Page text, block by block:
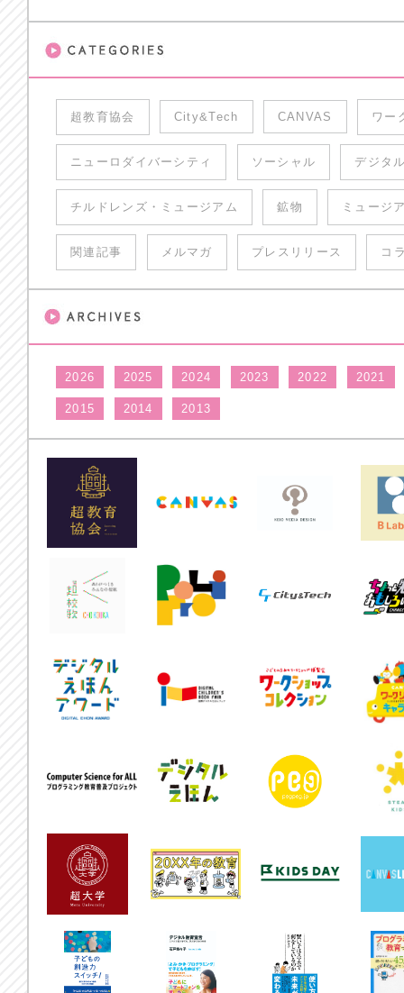
超教育協会 City&Tech CANVAS ワー
ニューロダイバーシティ ソーシャル デジタ
チルドレンズ・ミュージアム 鉱物 ミュージ
関連記事 メルマガ プレスリリース コ
2026 2025 2024 2023 2022 2021
2015 2014 2013